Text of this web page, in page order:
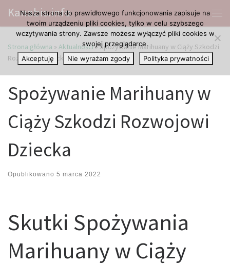
Przejdź do treści
Kanabis.info
Strona główna » Aktualności»Spożywanie Marihuany w Ciąży Szkodzi
Rozwojowi Dziecka
Spożywanie Marihuany w
Ciąży Szkodzi Rozwojowi
Dziecka
Opublikowano 5 marca 2022
Skutki Spożywania
Marihuany w Ciąży
Nasza strona do prawidłowego funkcjonowania zapisuje na
twoim urządzeniu pliki cookies, tylko w celu szybszego
wczytywania strony. Zawsze możesz wyłączyć pliki cookies w
swojej przeglądarce.
Akceptuję
Nie wyrażam zgody Polityka prywatności